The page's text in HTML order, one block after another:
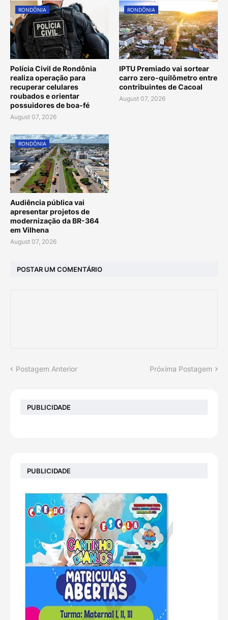
RONDÔNIA
Polícia Civil de Rondônia
realiza operação para
recuperar celulares
roubados e orientar
possuidores de boa-fé
August 07, 2026
RONDÔNIA
IPTU Premiado vai sortear
carro zero-quilômetro entre
contribuintes de Cacoal
August 07, 2026
RONDÔNIA
Audiência pública vai
apresentar projetos de
modernização da BR-364
em Vilhena
August 07, 2026
POSTAR UM COMENTÁRIO
Postagem Anterior Próxima Postagem
PUBLICIDADE
PUBLICIDADE